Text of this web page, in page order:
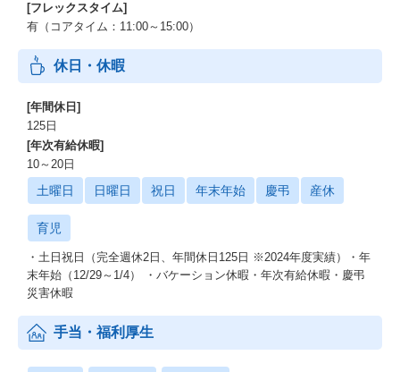
[フレックスタイム]
有（コアタイム：11:00～15:00）
休日・休暇
[年間休日]
125日
[年次有給休暇]
10～20日
土曜日 日曜日 祝日 年末年始 慶弔 産休
育児
・土日祝日（完全週休2日、年間休日125日 ※2024年度実績）・年
末年始（12/29～1/4） ・バケーション休暇・年次有給休暇・慶弔
災害休暇
手当・福利厚生